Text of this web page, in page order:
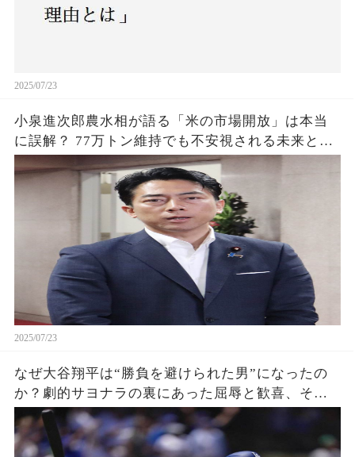
2025/07/23
小泉進次郎農水相が語る「米の市場開放」は本当
に誤解？ 77万トン維持でも不安視される未来と
は？
2025/07/23
なぜ大谷翔平は“勝負を避けられた男”になったの
か？劇的サヨナラの裏にあった屈辱と歓喜、その
瞬間をあなたはどう見る？